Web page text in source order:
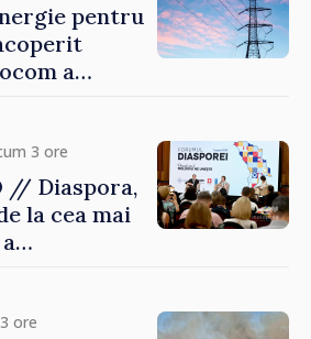
pentru
a
3 ore
// Diaspora,
la cea mai
ore